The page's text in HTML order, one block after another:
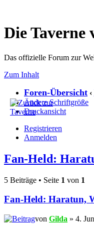
Die Taverne
Das offizielle Forum zur
Zum Inhalt
Foren-Übersicht ‹
Ändere Schriftgröße
Druckansicht
Registrieren
Anmelden
Fan-Held:
5 Beiträge • Seite 1 von 1
Fan-Held: Haratun,
von Gilda » 4.